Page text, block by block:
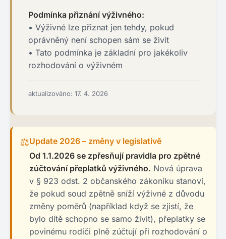
Podmínka přiznání výživného:
• Výživné lze přiznat jen tehdy, pokud
oprávněný není schopen sám se živit
• Tato podmínka je základní pro jakékoliv
rozhodování o výživném
aktualizováno: 17. 4. 2026
⚖️Update 2026 – změny v legislativě
Od 1.1.2026 se zpřesňují pravidla pro zpětné
zúčtování přeplatků výživného. Nová úprava
v § 923 odst. 2 občanského zákoníku stanoví,
že pokud soud zpětně sníží výživné z důvodu
změny poměrů (například když se zjistí, že
bylo dítě schopno se samo živit), přeplatky se
povinému rodiči plně zúčtují při rozhodování o